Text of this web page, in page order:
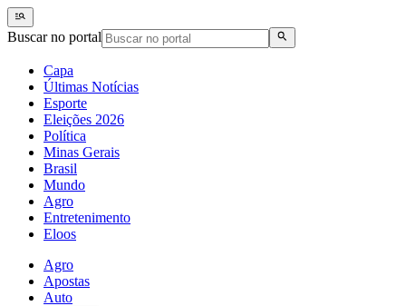
Buscar no portal
Capa
Últimas Notícias
Esporte
Eleições 2026
Política
Minas Gerais
Brasil
Mundo
Agro
Entretenimento
Eloos
Agro
Apostas
Auto